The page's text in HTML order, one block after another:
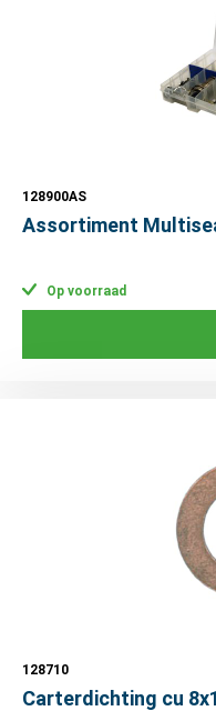
128900AS
Assortiment
Op voorraad
128710
Carterdichting cu